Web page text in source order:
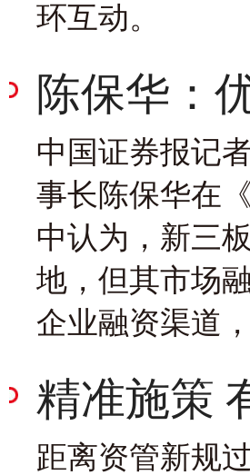
环互动。
陈保华：
中国证券报记
事长陈保华在
中认为，新三
地，但其市场
企业融资渠道
精准施策
距离资管新规